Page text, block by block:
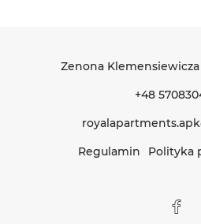
Zenona Klemensiewicza
+48
Regulamin
Polityka